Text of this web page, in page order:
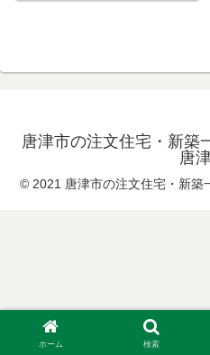
唐津市の注文住宅・新築
唐
© 2021 唐津市の注文住宅・新築
ホーム 検索